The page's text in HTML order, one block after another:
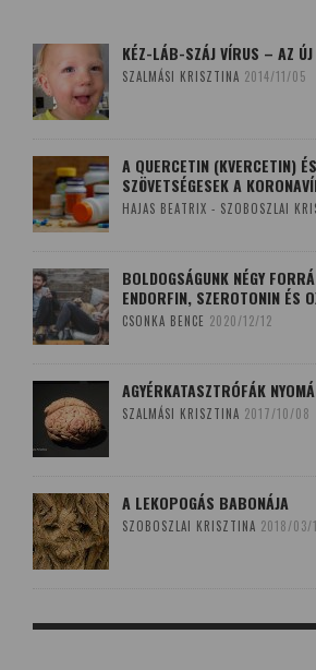
KÉZ-LÁB-SZÁJ VÍRUS – AZ ÚJ
SZALMÁSI KRISZTINA 2014/11/05
A QUERCETIN (KVERCETIN)
SZÖVETSÉGESEK A
HAJAS BEATRIX - SZOBOSZLAI
BOLDOGSÁGUNK NÉGY
ENDORFIN, SZEROTONIN ÉS
CSONKA BENCE 2020/12/12
AGYÉRKATASZTRÓFÁK
SZALMÁSI KRISZTINA 2017/10/08
A LEKOPOGÁS BABONÁJA
SZOBOSZLAI KRISZTINA 2018/03/